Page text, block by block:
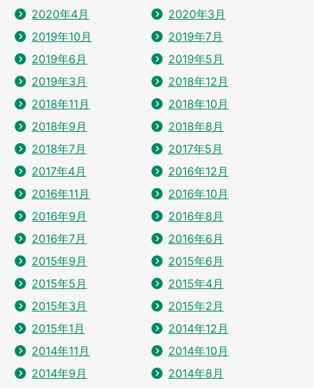
2020年4月
2020年3月
2019年10月
2019年7月
2019年6月
2019年5月
2019年3月
2018年12月
2018年11月
2018年10月
2018年9月
2018年8月
2018年7月
2017年5月
2017年4月
2016年12月
2016年11月
2016年10月
2016年9月
2016年8月
2016年7月
2016年6月
2015年9月
2015年6月
2015年5月
2015年4月
2015年3月
2015年2月
2015年1月
2014年12月
2014年11月
2014年10月
2014年9月
2014年8月